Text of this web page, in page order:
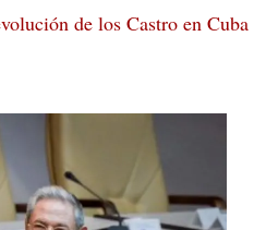
de los Castro en Cuba